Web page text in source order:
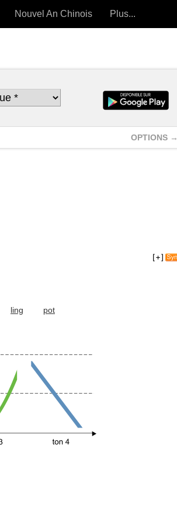
Nouvel An Chinois Plus...
OPTIONS →
ling pot